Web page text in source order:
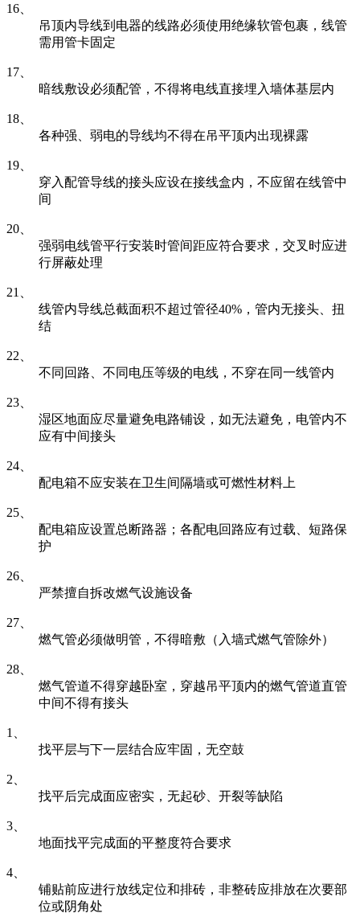
16、
吊顶内导线到电器的线路必须使用绝缘软管包裹，线管
需用管卡固定
17、
暗线敷设必须配管，不得将电线直接埋入墙体基层内
18、
各种强、弱电的导线均不得在吊平顶内出现裸露
19、
穿入配管导线的接头应设在接线盒内，不应留在线管中
间
20、
强弱电线管平行安装时管间距应符合要求，交叉时应进
行屏蔽处理
21、
线管内导线总截面积不超过管径40%，管内无接头、扭
结
22、
不同回路、不同电压等级的电线，不穿在同一线管内
23、
湿区地面应尽量避免电路铺设，如无法避免，电管内不
应有中间接头
24、
配电箱不应安装在卫生间隔墙或可燃性材料上
25、
配电箱应设置总断路器；各配电回路应有过载、短路保
护
26、
严禁擅自拆改燃气设施设备
27、
燃气管必须做明管，不得暗敷（入墙式燃气管除外）
28、
燃气管道不得穿越卧室，穿越吊平顶内的燃气管道直管
中间不得有接头
1、
找平层与下一层结合应牢固，无空鼓
2、
找平后完成面应密实，无起砂、开裂等缺陷
3、
地面找平完成面的平整度符合要求
4、
铺贴前应进行放线定位和排砖，非整砖应排放在次要部
位或阴角处